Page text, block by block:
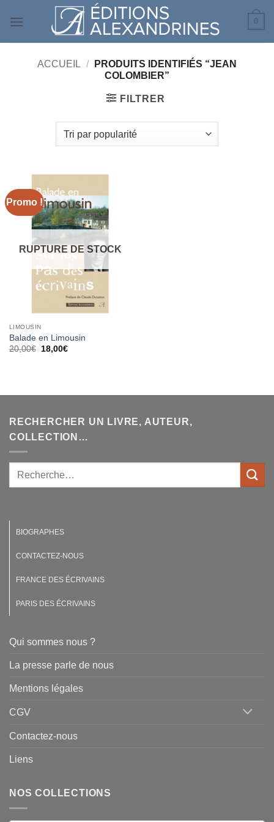
ACCUEIL /
PRODUITS IDENTIFIÉS “JEAN
COLOMBIER”
FILTRER
Promo !
RUPTURE DE STOCK
LIMOUSIN
Balade en Limousin
20,00€
Le
18,00€Le
RECHERCHER UN LIVRE, AUTEUR,
COLLECTION…
BIOGRAPHES
CONTACTEZ-NOUS
FRANCE DES ÉCRIVAINS
PARIS DES ÉCRIVAINS
Qui sommes nous ?
La presse parle de nous
Mentions légales
CGV
Contactez-nous
Liens
NOS COLLECTIONS